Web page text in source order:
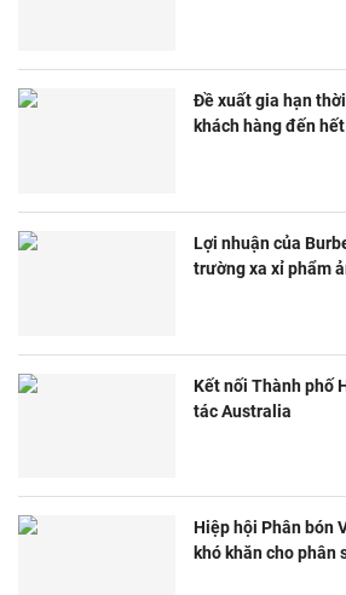
Đề xuất gia hạn
khách hàng đến
Lợi nhuận của
trường xa xỉ phẩm
Kết nối Thành phố
tác Australia
Hiệp hội Phân bón
khó khăn cho phân